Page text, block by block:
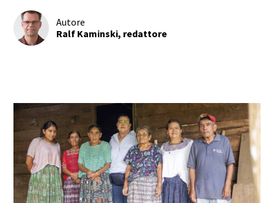
Autore
Ralf Kaminski, redattore